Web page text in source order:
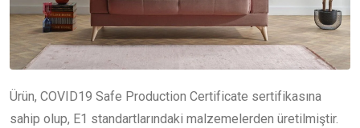
Ürün, COVID19 Safe Production Certificate sertifikasına
sahip olup, E1 standartlarındaki malzemelerden üretilmiştir.